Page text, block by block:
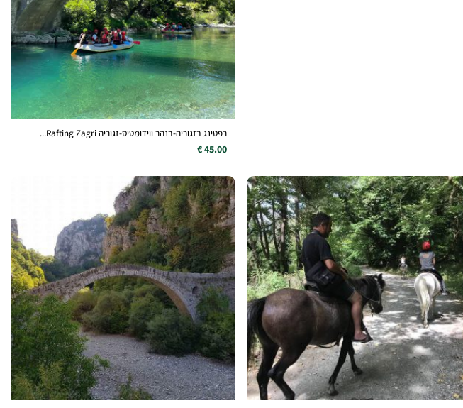
רפטינג בזגוריה-בנהר ווידומטיס-זגוריה Rafting Zagri...
45.00 €